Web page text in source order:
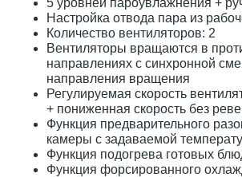
5 уровней пароувлажнения +
Настройка отвода пара из
Количество вентиляторов: 2
Вентиляторы вращаются в
направлениях с синхронной
направления вращения
Регулируемая скорость
+ пониженная скорость без
Функция предварительного
камеры с задаваемой
Функция подогрева готовых
Функция форсированного